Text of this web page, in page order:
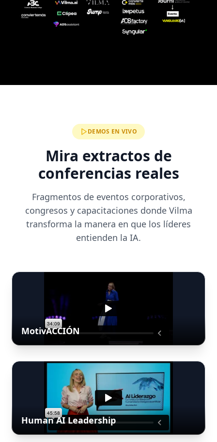
DEMOS EN VIVO
Mira extractos de
conferencias reales
Fragmentos de eventos corporativos,
congresos y capacitaciones donde Vilma
transforma la manera en que los líderes
entienden la IA.
MotivACCIÓN
Human AI Leadership